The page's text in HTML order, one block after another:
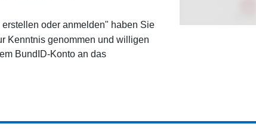
oder anmelden" haben Sie
Kenntnis genommen und willigen
BundID-Konto an das